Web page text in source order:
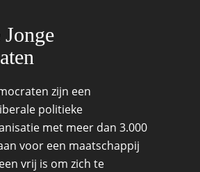
zijn een
politieke
met meer dan 3.000
voor een maatschappij
vrij is om zich te